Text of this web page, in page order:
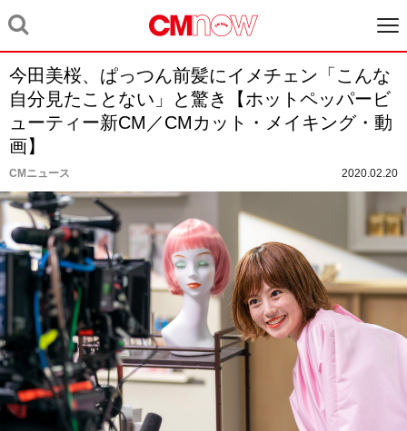
今田美桜、ぱっつん前髪にイメチェン「こんな
自分見たことない」と驚き【ホットペッパービ
ューティー新CM／CMカット・メイキング・動
画】
CMニュース 2020.02.20